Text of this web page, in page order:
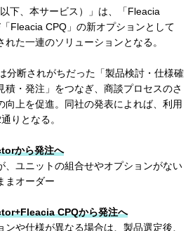
下、本サービス）」は、「Fleacia
Fleacia CPQ」の新オプションとして
れた一連のソリューションとなる。
分断されがちだった「製品検討・仕様確
積・発注」をつなぎ、商談プロセスのさ
向上を促進。同社の発表によれば、利用
りとなる。
から発注へ
ユニットの組合せやオプションがない
まオーダー
CPQから発注へ
や仕様が異なる場合は、製品選定後、